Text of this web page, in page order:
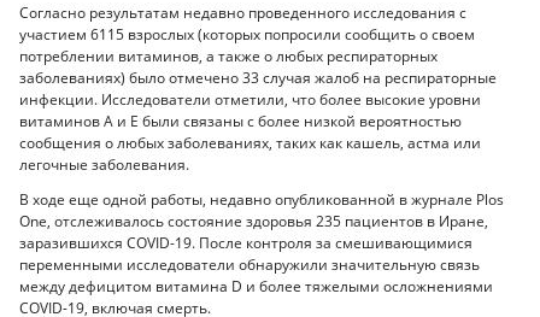
Согласно результатам недавно проведенного исследования с
участием 6115 взрослых (которых попросили сообщить о своем
потреблении витаминов, а также о любых респираторных
заболеваниях) было отмечено 33 случая жалоб на респираторные
инфекции. Исследователи отметили, что более высокие уровни
витаминов А и Е были связаны с более низкой вероятностью
сообщения о любых заболеваниях, таких как кашель, астма или
легочные заболевания.
В ходе еще одной работы, недавно опубликованной в журнале Plos
One, отслеживалось состояние здоровья 235 пациентов в Иране,
заразившихся COVID-19. После контроля за смешивающимися
переменными исследователи обнаружили значительную связь
между дефицитом витамина D и более тяжелыми осложнениями
COVID-19, включая смерть.